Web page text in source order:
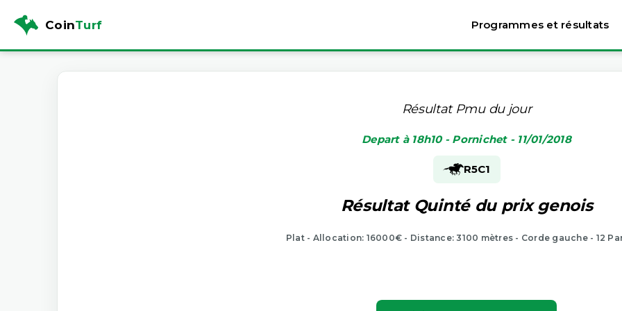
CoinTurf Programmes et résultats
Résultat Pmu du jour
Depart à 18h10 - Pornichet - 11/01/2018
R5C1
Résultat Quinté du prix genois
Plat - Allocation: 16000€ - Distance: 3100 mètres - Corde gauche - 12